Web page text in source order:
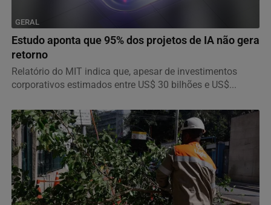
GERAL
Estudo aponta que 95% dos projetos de IA não gera
retorno
Relatório do MIT indica que, apesar de investimentos
corporativos estimados entre US$ 30 bilhões e US$...